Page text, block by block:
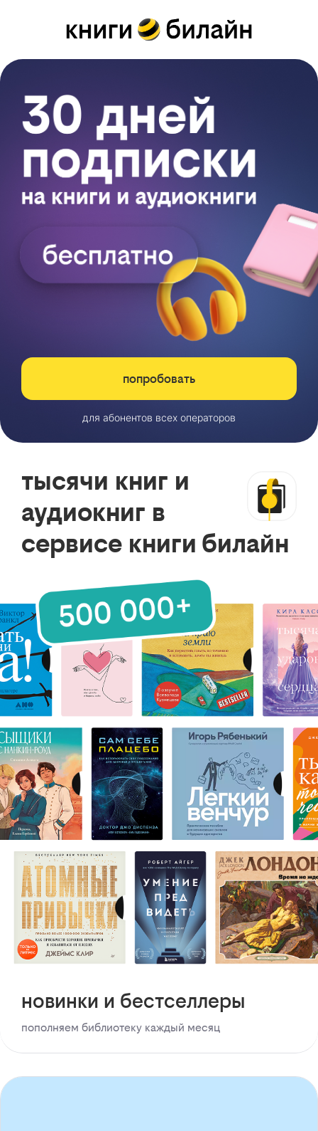
попробовать
для абонентов всех операторов
тысячи книг и
аудиокниг в
сервисе книги билайн
новинки и бестселлеры
пополняем библиотеку каждый месяц